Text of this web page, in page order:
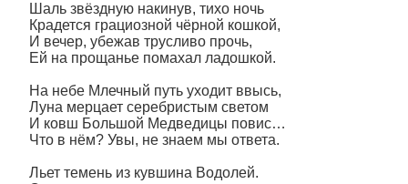
Шаль звёздную накинув, тихо ночь
Крадется грациозной чёрной кошкой,
И вечер, убежав трусливо прочь,
Ей на прощанье помахал ладошкой.
На небе Млечный путь уходит ввысь,
Луна мерцает серебристым светом
И ковш Большой Медведицы повис…
Что в нём? Увы, не знаем мы ответа.
Льет темень из кувшина Водолей.